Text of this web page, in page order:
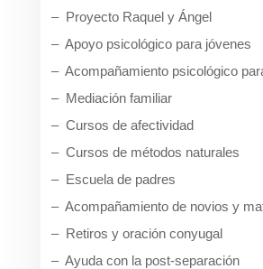
– Proyecto Raquel y Ángel
– Apoyo psicológico para jóvenes
– Acompañamiento psicológico
– Mediación familiar
– Cursos de afectividad
– Cursos de métodos naturales
– Escuela de padres
– Acompañamiento de novios y
– Retiros y oración conyugal
– Ayuda con la post-separación